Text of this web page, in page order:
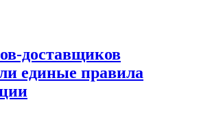
доставщиков
единые правила